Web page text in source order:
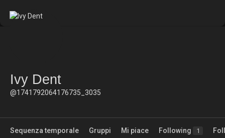
Ivy Dent
@1741792064176735_3035
Sequenza temporale Gruppi Mi piace Following 1